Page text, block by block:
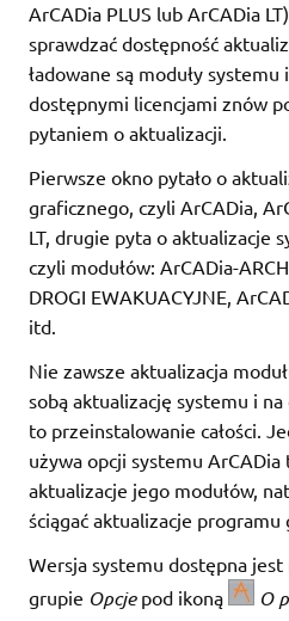
ArCADia PLUS lub ArCADia
sprawdzać dostępność
ładowane są moduły
dostępnymi licencjami znów
pytaniem o aktualizacji.
Pierwsze okno pytało o
graficznego, czyli ArCADia,
LT, drugie pyta o aktualizacje
czyli modułów: ArCADia-
DROGI EWAKUACYJNE,
itd.
Nie zawsze aktualizacja
sobą aktualizację systemu i
to przeinstalowanie całości.
używa opcji systemu
aktualizacje jego modułów,
ściągać aktualizacje programu
Wersja systemu dostępna jest
grupie Opcjepod ikoną O